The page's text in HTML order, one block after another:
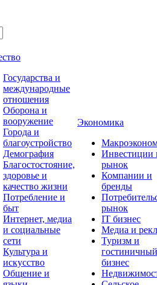
Государства и
международные
отношения
Оборона и
вооружение
Города и
благоустройство
Демография
Благостостояние,
здоровье и
качество жизни
Потребление и
быт
Интернет, медиа
и социальные
сети
Культура и
искусство
Общение и
Экономика
Инвестиции
рынок
Компании и
бренды
рынок
IT бизнес
Медиа и
Туризм и
гостиничный
бизнес